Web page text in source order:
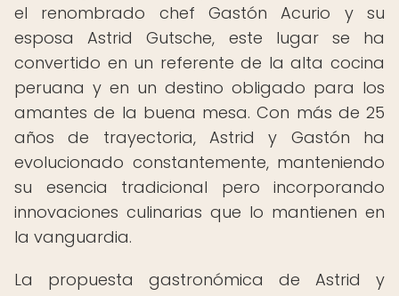
el renombrado chef Gastón Acurio y su
esposa Astrid Gutsche, este lugar se ha
convertido en un referente de la alta cocina
peruana y en un destino obligado para los
amantes de la buena mesa. Con más de 25
años de trayectoria, Astrid y Gastón ha
evolucionado constantemente, manteniendo
su esencia tradicional pero incorporando
innovaciones culinarias que lo mantienen en
la vanguardia.
La propuesta gastronómica de Astrid y